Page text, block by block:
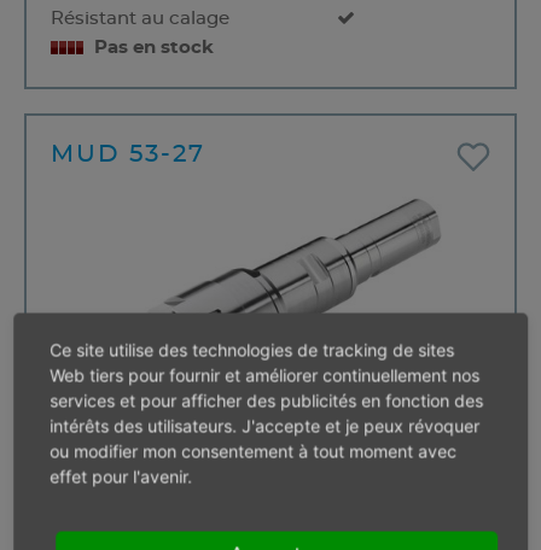
Résistant au calage
Pas en stock
MUD 53-27
Puissance
0.5 kW
Vitesse en charge
Couple de rotation max.
Ce site utilise des technologies de tracking de sites
Web tiers pour fournir et améliorer continuellement nos
services et pour afficher des publicités en fonction des
intérêts des utilisateurs. J'accepte et je peux révoquer
ou modifier mon consentement à tout moment avec
effet pour l'avenir.